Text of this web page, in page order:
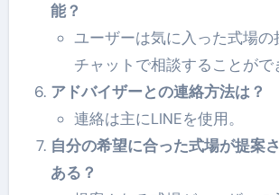
能？
ユーザーは気に入った式場の
チャットで相談することがで
アドバイザーとの連絡方法は？
連絡は主にLINEを使用。
自分の希望に合った式場が提案
ある？